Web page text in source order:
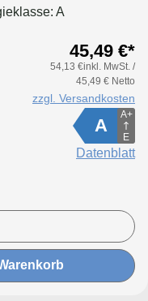
A
45,49 €*
54,13 €inkl. MwSt. /
45,49 € Netto
zzgl. Versandkosten
A
A+
E
Datenblatt